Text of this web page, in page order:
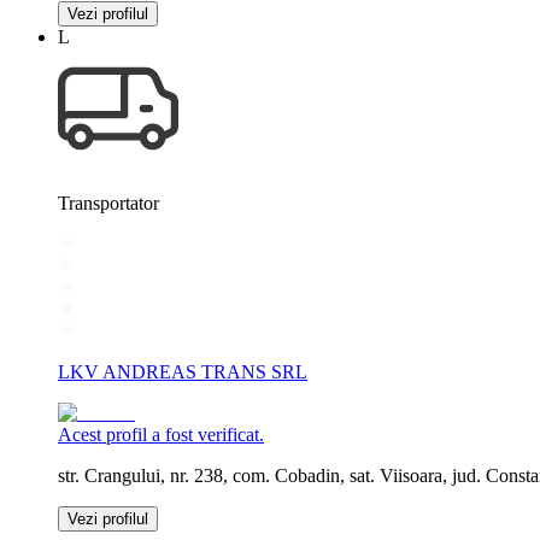
Vezi profilul
L
Transportator
LKV ANDREAS TRANS SRL
Acest profil a fost verificat.
str. Crangului, nr. 238, com. Cobadin, sat. Viisoara, jud.
Vezi profilul